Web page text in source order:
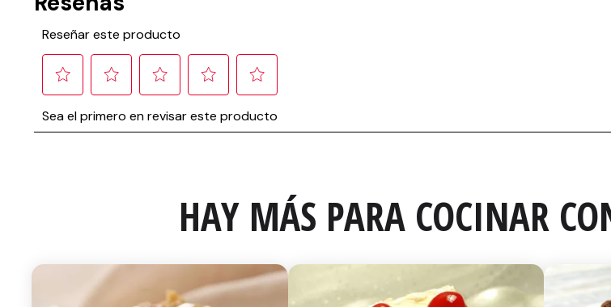
HAY MÁS PARA COCINAR